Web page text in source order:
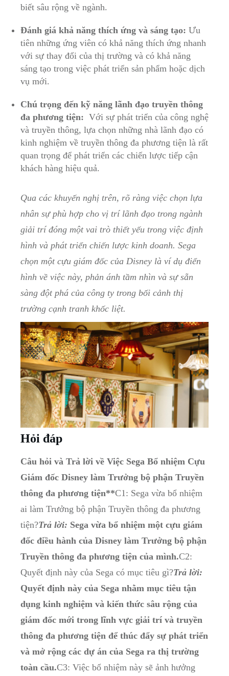
biết sâu rộng​ về ngành.
Đánh ‌giá khả năng thích​ ứng​ và ​sáng tạo: Ưu
tiên những ứng⁢ viên‍ có khả năng thích ứng nhanh
với sự⁤ thay đổi của thị trường ⁤và ‌có khả năng
⁢sáng tạo trong việc ​phát triển sản phẩm ⁤hoặc‍ dịch
⁤vụ mới.
Chú trọng đến kỹ năng lãnh ​đạo truyền thông
⁣đa phương tiện: ‍ Với ⁣sự phát triển của công nghệ
‍và​ truyền⁢ thông, ⁤lựa chọn những nhà ⁣lãnh đạo⁣ có
kinh ‌nghiệm về truyền thông ​đa phương tiện là rất⁢
quan trọng để phát triển các ‍chiến lược tiếp cận
khách hàng hiệu‍ quả.
Qua các khuyến nghị trên, rõ ràng ⁣việc chọn lựa
nhân sự ‌phù hợp cho vị trí lãnh đạo ​trong ngành
giải trí⁣ đóng một vai trò thiết yếu trong việc định
hình ​và ⁢phát triển chiến lược ⁣kinh doanh. Sega
chọn một cựu giám‍ đốc của⁤ Disney‍ là ​ví ⁣dụ điển
hình về việc ⁣này, phản ánh tầm nhìn ​và sự sẵn
sàng đột ⁤phá của công ty trong ‍bối cảnh ⁢thị
⁢trường cạnh tranh khốc liệt.
Hỏi đáp
Câu hỏi ​và Trả lời về Việc Sega Bổ nhiệm Cựu
Giám đốc Disney làm Trưởng bộ phận Truyền
thông‍ đa phương‌ tiện**C1:‌ Sega vừa bổ ⁢nhiệm
ai ⁤làm ‌Trưởng bộ ‌phận Truyền thông đa phương
tiện?Trả lời: Sega vừa​ bổ nhiệm một cựu ⁤giám
đốc điều hành của ‌Disney làm Trưởng bộ phận
Truyền thông đa phương tiện của mình.C2: ​
Quyết định​ này của ‌Sega ‌có ​mục tiêu gì?Trả ⁣lời:
Quyết định này của Sega nhằm mục tiêu tận‍
dụng kinh⁤ nghiệm và kiến ⁤thức sâu rộng của
giám đốc mới trong lĩnh vực giải trí và truyền
thông đa phương tiện để thúc đẩy sự phát triển
và‌ mở rộng ⁤các dự ​án của Sega ra ⁣thị trường
toàn ​cầu.C3: Việc ⁣bổ nhiệm này sẽ ảnh⁤ hưởng